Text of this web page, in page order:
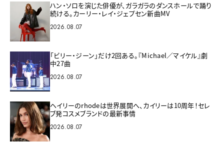
ハン・ソロを演じた俳優が、ガラガラのダンスホールで踊り
続ける。カーリー・レイ・ジェプセン新曲MV
2026.08.07
「ビリー・ジーン」だけ2回ある。『Michael／マイケル』劇
中27曲
2026.08.07
ヘイリーのrhodeは世界展開へ、カイリーは10周年！セレ
ブ発コスメブランドの最新事情
2026.08.07